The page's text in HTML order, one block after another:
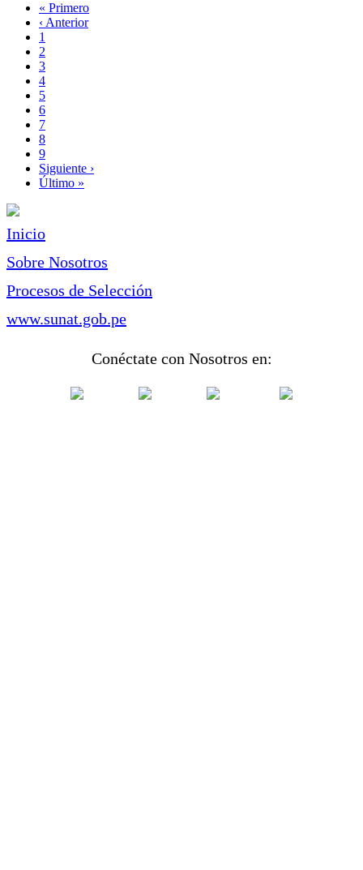
Paginación
Primera
página
« Primero
Página
anterior
‹ Anterior
Page
1
Page
2
Page
3
Página
actual
4
Page
5
Page
6
Page
7
Page
8
Page
9
Siguiente
página
Siguiente ›
Última
Último »
Inicio
Sobre Nosotros
Procesos de Selección
www.sunat.gob.pe
Conéctate con Nosotros en: